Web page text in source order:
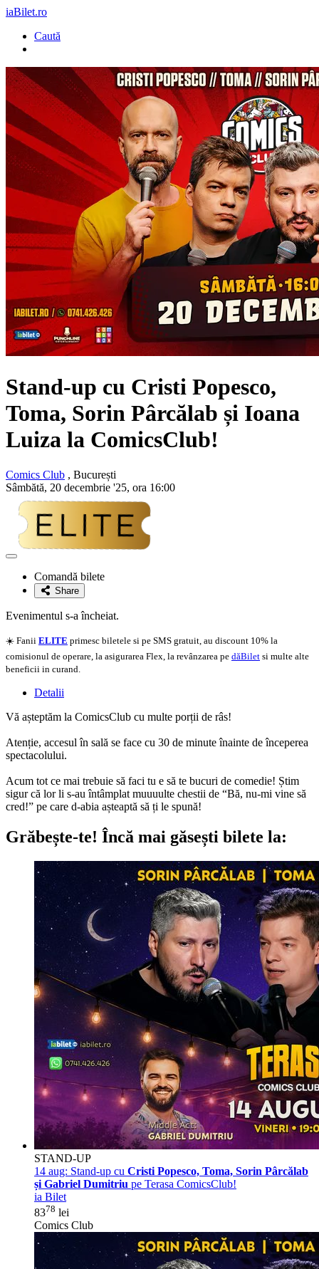
iaBilet.ro
Caută
Stand-up cu Cristi Popesco,
Toma, Sorin Pârcălab și Ioana
Luiza la ComicsClub!
Comics Club , București
Sâmbătă, 20 decembrie '25, ora 16:00
Adaugă
favoriteComandă bilete
Share
Evenimentul s-a încheiat.
☀️ Fanii ELITE primesc biletele si pe SMS gratuit, au discount 10% la
comisionul de operare, la asigurarea Flex, la revânzarea pe dăBilet si multe alte
beneficii in curand.
Detalii
Vă așteptăm la ComicsClub cu multe porții de râs!
Atenție, accesul în sală se face cu 30 de minute înainte de începerea
spectacolului.
Acum tot ce mai trebuie să faci tu e să te bucuri de comedie! Știm
sigur că lor li s-au întâmplat muuuulte chestii de “Bă, nu-mi vine să
cred!” pe care d-abia așteaptă să ți le spună!
Grăbește-te! Încă mai găsești bilete la:
STAND-UP
14 aug: Stand-up cu Cristi Popesco, Toma, Sorin Pârcălab
și Gabriel Dumitriu pe Terasa ComicsClub!
ia Bilet
8378 lei
Comics Club